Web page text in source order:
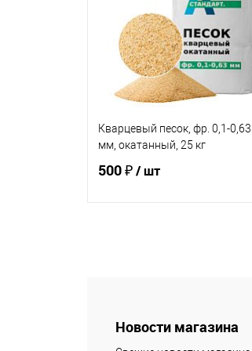
В избранное
В наличии
Кварцевый песок, фр. 0,1-0,63
мм, окатанный, 25 кг
500 ₽/ шт
Новости магазина